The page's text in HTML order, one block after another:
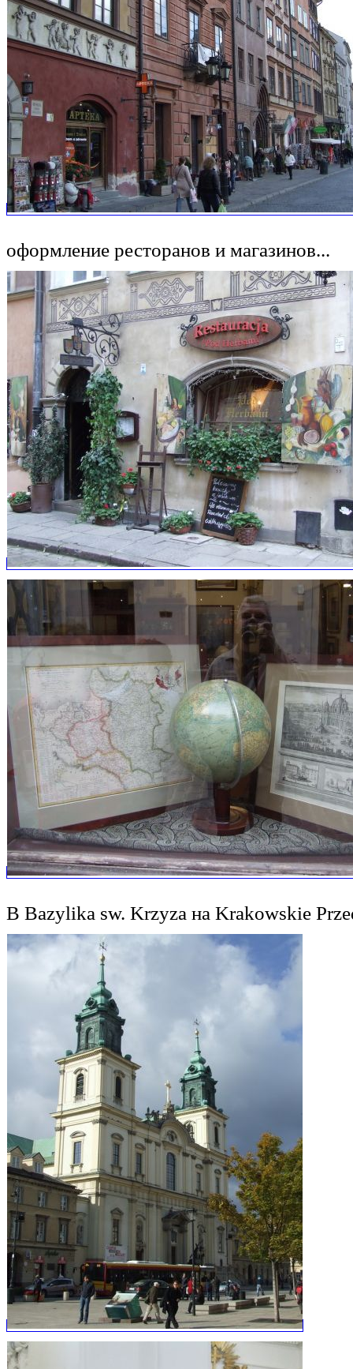
оформление ресторанов и магазинов...
В Bazylika sw. Krzyza на Krakowskie